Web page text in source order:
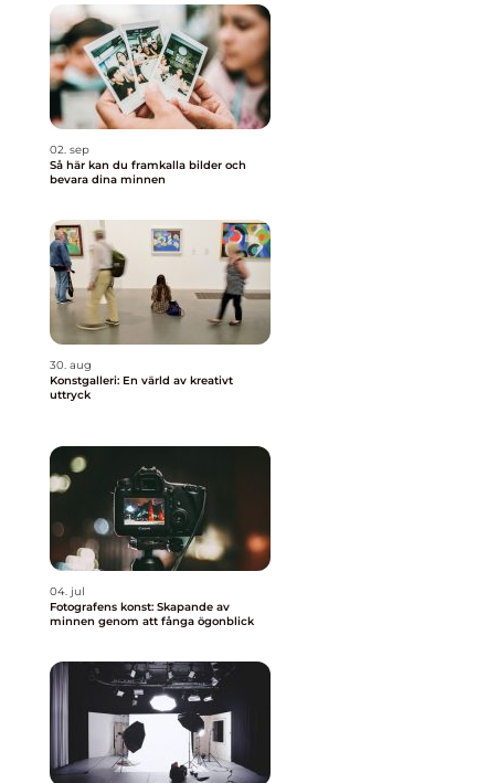
02. sep
Så här kan du framkalla bilder och
bevara dina minnen
30. aug
Konstgalleri: En värld av kreativt
uttryck
04. jul
Fotografens konst: Skapande av
minnen genom att fånga ögonblick